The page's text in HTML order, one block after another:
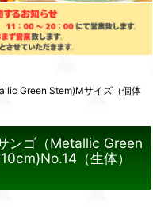
Green Stem)Mサイズ（個体
ンゴ（Metallic Green
（生体）